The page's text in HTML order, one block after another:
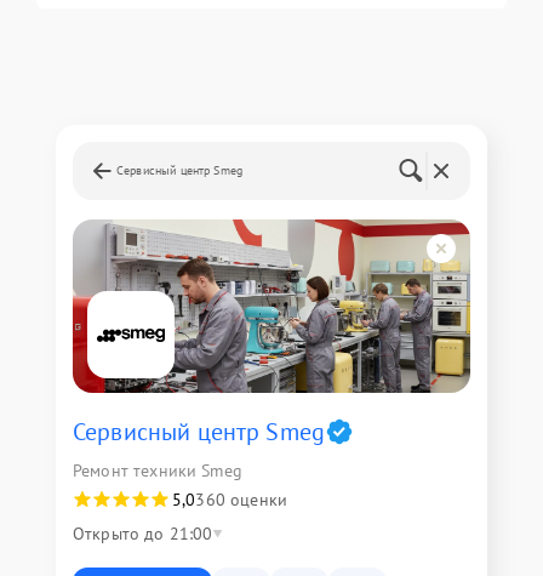
Сервисный центр Smeg
Сервисный центр Smeg
Ремонт техники Smeg
5,0360 оценки
Открыто до 21:00